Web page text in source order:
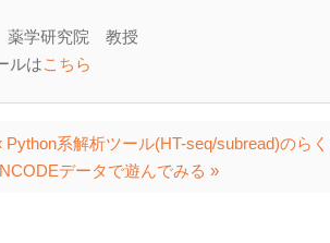
薬学研究院 教授
ルはこちら
Python系解析ツール(HT-seq/subread)のら
データで遊んでみる »